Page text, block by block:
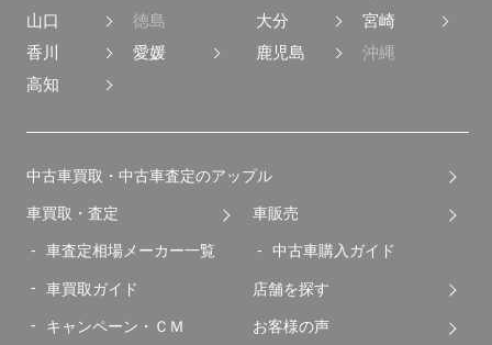
山口
徳島
香川
愛媛
高知
大分
宮崎
鹿児島
沖縄
中古車買取・中古車査定のアップル
車買取・査定
車査定相場メーカー一覧
車買取ガイド
キャンペーン・ＣＭ
車販売
中古車購入ガイド
店舗を探す
お客様の声